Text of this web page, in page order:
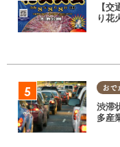
【
り花
おで
渋滞
多産